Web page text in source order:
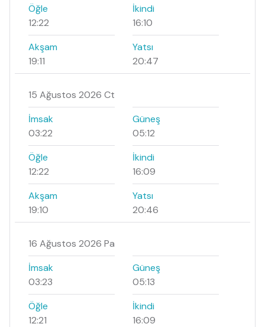
Öğle
12:22
İkindi
16:10
Akşam
19:11
Yatsı
20:47
15 Ağustos 2026 Ct
İmsak
03:22
Güneş
05:12
Öğle
12:22
İkindi
16:09
Akşam
19:10
Yatsı
20:46
16 Ağustos 2026 Pa
İmsak
03:23
Güneş
05:13
Öğle
12:21
İkindi
16:09